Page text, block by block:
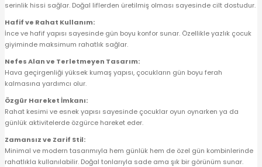
serinlik hissi sağlar. Doğal liflerden üretilmiş olması sayesinde cilt dostudur.
Hafif ve Rahat Kullanım:
İnce ve hafif yapısı sayesinde gün boyu konfor sunar. Özellikle yazlık çocuk
giyiminde maksimum rahatlık sağlar.
Nefes Alan ve Terletmeyen Tasarım:
Hava geçirgenliği yüksek kumaş yapısı, çocukların gün boyu ferah
kalmasına yardımcı olur.
Özgür Hareket İmkanı:
Rahat kesimi ve esnek yapısı sayesinde çocuklar oyun oynarken ya da
günlük aktivitelerde özgürce hareket eder.
Zamansız ve Zarif Stil:
Minimal ve modern tasarımıyla hem günlük hem de özel gün kombinlerinde
rahatlıkla kullanılabilir. Doğal tonlarıyla sade ama şık bir görünüm sunar.